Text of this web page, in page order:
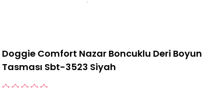
Doggie Comfort Nazar Boncuklu Deri Boyun
Tasması Sbt-3523 Siyah